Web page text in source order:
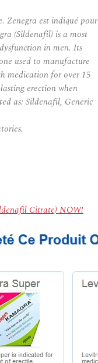
Zenegra est indiqué pour
(Sildenafil) is a most
in men. Its
used to manufacture
medication for over 15
erection when
as: Sildenafil, Generic
Citrate) NOW!